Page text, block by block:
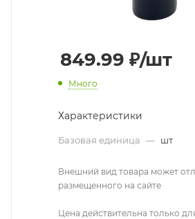
849.99 ₽/шт
Много
Характеристики
Базовая единица — шт
Внешний вид товара может
размещенного на сайте
Цена действительна только